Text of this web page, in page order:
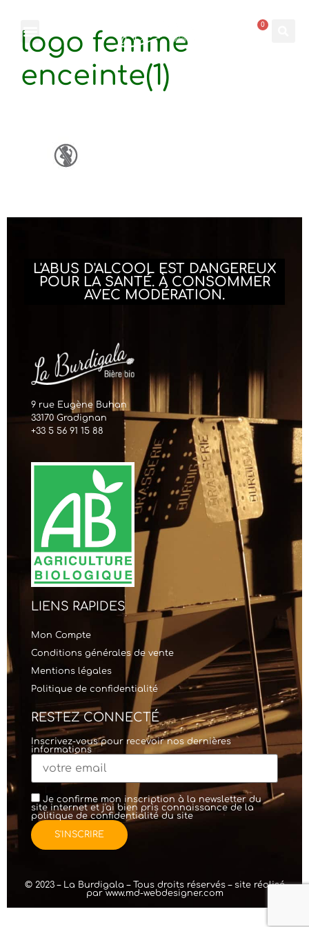
0
logo femme
enceinte(1)
L'ABUS D'ALCOOL EST DANGEREUX
POUR LA SANTÉ. À CONSOMMER
AVEC MODÉRATION.
9 rue Eugène Buhan
33170 Gradignan
+33 5 56 91 15 88
LIENS RAPIDES
Mon Compte
Conditions générales de vente
Mentions légales
Politique de confidentialité
RESTEZ CONNECTÉ
Inscrivez-vous pour recevoir nos dernières
informations
Je confirme mon inscription à la newsletter du
site internet et j'ai bien pris connaissance de la
politique de confidentialitédu site
© 2023 – La Burdigala – Tous droits réservés – site réalisé
par www.md-webdesigner.com
WordPress